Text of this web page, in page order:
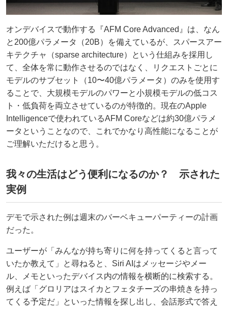
オンデバイスで動作する『AFM Core Advanced』は、なん
と200億パラメータ（20B）を備えているが、スパースアー
キテクチャ（sparse architecture）という仕組みを採用し
て、全体を常に動作させるのではなく、リクエストごとに
モデルのサブセット（10〜40億パラメータ）のみを使用す
ることで、大規模モデルのパワーと小規模モデルの低コス
ト・低負荷を両立させているのが特徴的。現在のApple
Intelligenceで使われているAFM Coreなどは約30億パラメ
ータということなので、これでかなり高性能になることが
ご理解いただけると思う。
我々の生活はどう便利になるのか？ 示された
実例
デモで示された例は週末のバーベキューパーティーの計画
だった。
ユーザーが「みんなが持ち寄りに何を持ってくると言って
いたか教えて」と尋ねると、Siri AIはメッセージやメー
ル、メモといったデバイス内の情報を横断的に検索する。
例えば「グロリアはスイカとフェタチーズの串焼きを持っ
てくる予定だ」といった情報を探し出し、会話形式で答え